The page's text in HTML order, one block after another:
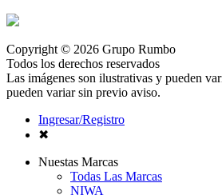
Copyright © 2026 Grupo Rumbo
Todos los derechos reservados
Las imágenes son ilustrativas y pueden
pueden variar sin previo aviso.
Ingresar/Registro
✖
Nuestas Marcas
Todas Las Marcas
NIWA